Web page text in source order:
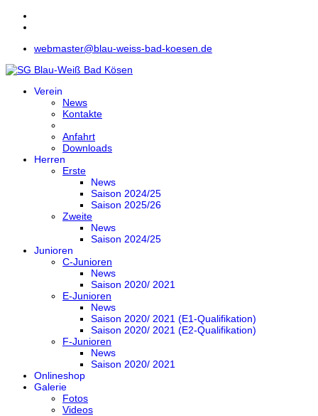
webmaster@blau-weiss-bad-koesen.de
Verein
News
Kontakte
Anfahrt
Downloads
Herren
Erste
News
Saison 2024/25
Saison 2025/26
Zweite
News
Saison 2024/25
Junioren
C-Junioren
News
Saison 2020/ 2021
E-Junioren
News
Saison 2020/ 2021 (E1-Qualifikation)
Saison 2020/ 2021 (E2-Qualifikation)
F-Junioren
News
Saison 2020/ 2021
Onlineshop
Galerie
Fotos
Videos